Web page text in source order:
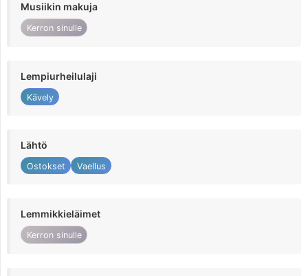
Musiikin makuja
Kerron sinulle
Lempiurheilulaji
Kävely
Lähtö
Ostokset Vaellus
Lemmikkieläimet
Kerron sinulle